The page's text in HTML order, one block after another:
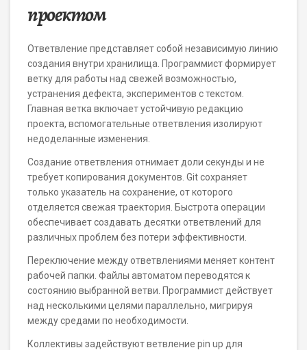
проектом
Ответвление представляет собой независимую линию
создания внутри хранилища. Программист формирует
ветку для работы над свежей возможностью,
устранения дефекта, экспериментов с текстом.
Главная ветка включает устойчивую редакцию
проекта, вспомогательные ответвления изолируют
недоделанные изменения.
Создание ответвления отнимает доли секунды и не
требует копирования документов. Git сохраняет
только указатель на сохранение, от которого
отделяется свежая траектория. Быстрота операции
обеспечивает создавать десятки ответвлений для
различных проблем без потери эффективности.
Переключение между ответвлениями меняет контент
рабочей папки. Файлы автоматом переводятся к
состоянию выбранной ветви. Программист действует
над несколькими целями параллельно, мигрируя
между средами по необходимости.
Коллективы задействуют ветвление pin up для